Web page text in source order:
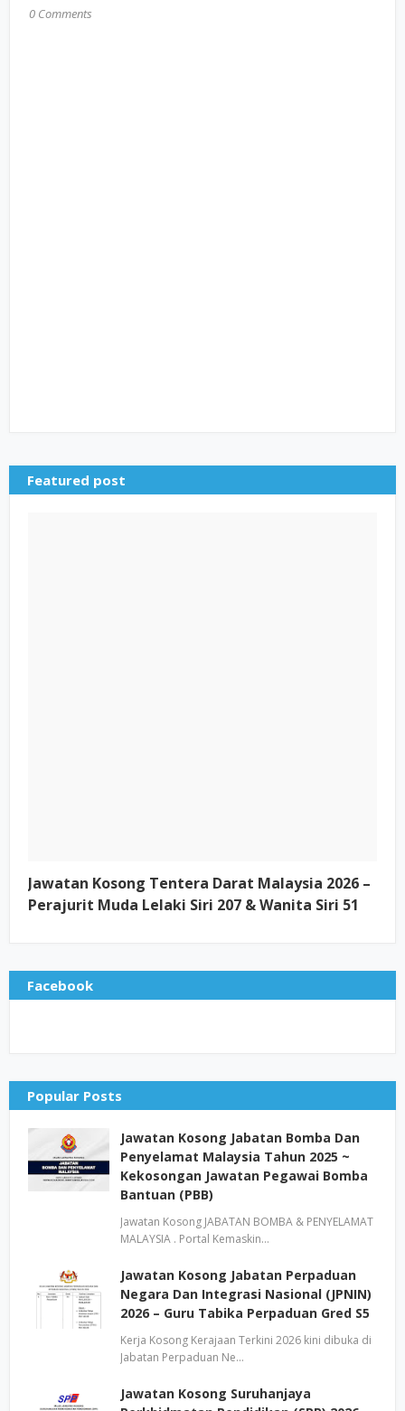
0 Comments
Featured post
Jawatan Kosong Tentera Darat Malaysia 2026 –
Perajurit Muda Lelaki Siri 207 & Wanita Siri 51
Facebook
Popular Posts
Jawatan Kosong Jabatan Bomba Dan
Penyelamat Malaysia Tahun 2025 ~
Kekosongan Jawatan Pegawai Bomba
Bantuan (PBB)
Jawatan Kosong JABATAN BOMBA & PENYELAMAT
MALAYSIA . Portal Kemaskin…
Jawatan Kosong Jabatan Perpaduan
Negara Dan Integrasi Nasional (JPNIN)
2026 – Guru Tabika Perpaduan Gred S5
Kerja Kosong Kerajaan Terkini 2026 kini dibuka di
Jabatan Perpaduan Ne…
Jawatan Kosong Suruhanjaya